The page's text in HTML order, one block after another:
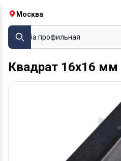
Москва
Труба профильная
Квадрат 16х16 мм